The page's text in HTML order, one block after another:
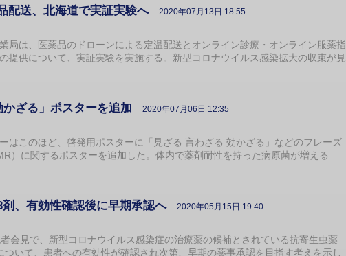
配送、北海道で実証実験へ 2020年07月13日 18:55
局は、医薬品のドローンによる定温配送とオンライン診療・オンライン服薬指
提供について、実証実験を実施する。新型コロナウイルス感染拡大の収束が見
かざる」ポスターを追加 2020年07月06日 12:35
はこのほど、啓発用ポスターに「見ざる 言わざる 効かざる」などのフレーズ
）に関するポスターを追加した。体内で薬剤耐性を持った病原菌が増える
、有効性確認後に早期承認へ 2020年05月15日 19:40
会見で、新型コロナウイルス感染症の治療薬の候補とされている抗寄生虫薬
いて、患者への有効性が確認され次第、早期の薬事承認を目指す考えを示し